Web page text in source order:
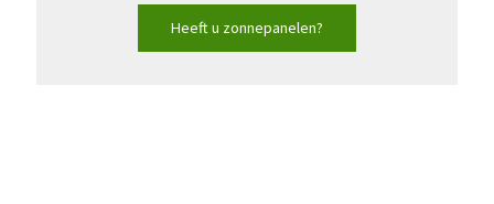
Heeft u zonnepanelen?